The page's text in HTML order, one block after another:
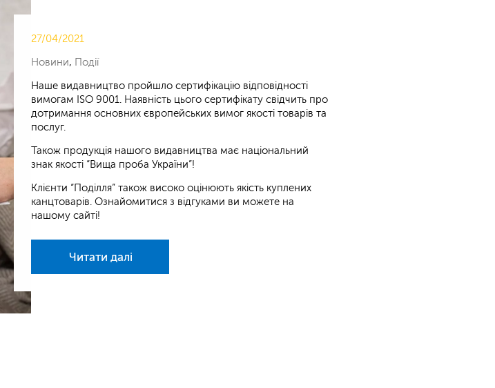
27/04/2021
Новини, Події
Наше видавництво пройшло сертифікацію відповідності
вимогам ISO 9001. Наявність цього сертифікату свідчить про
дотримання основних європейських вимог якості товарів та
послуг.
Також продукція нашого видавництва має національний
знак якості “Вища проба України”!
Клієнти “Поділля” також високо оцінюють якість куплених
канцтоварів. Ознайомитися з відгуками ви можете на
нашому сайті!
Читати далі